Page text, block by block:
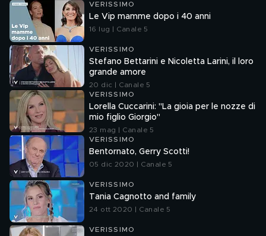
VERISSIMO
Le Vip mamme dopo i 40 anni
16 lug | Canale 5
VERISSIMO
Stefano Bettarini e Nicoletta Larini, il loro
grande amore
20 dic | Canale 5
VERISSIMO
Lorella Cuccarini: "La gioia per le nozze di
mio figlio Giorgio"
23 mag | Canale 5
VERISSIMO
Bentornato, Gerry Scotti!
05 dic 2020 | Canale 5
VERISSIMO
Tania Cagnotto and family
24 ott 2020 | Canale 5
VERISSIMO